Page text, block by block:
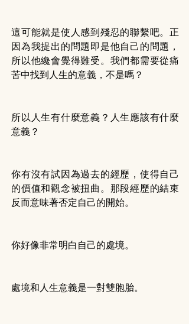
這可能就是使人感到殘忍的聯繫吧。正
因為我提出的問題即是他自己的問題，
所以他纔會覺得難受。我們都需要從痛
苦中找到人生的意義，不是嗎？
所以人生有什麼意義？人生應該有什麼
意義？
你有沒有試因為過去的經歷，使得自己
的價值和觀念被扭曲。那段經歷的結束
反而意味著否定自己的開始。
你好像非常明白自己的處境。
處境和人生意義是一對雙胞胎。